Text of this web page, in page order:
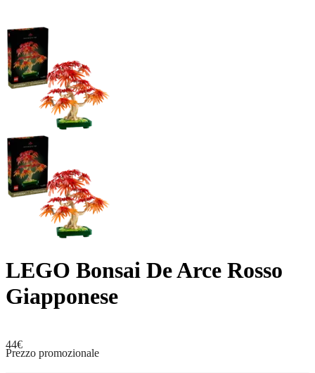
LEGO Bonsai De Arce Rosso
Giapponese
44€
Prezzo promozionale